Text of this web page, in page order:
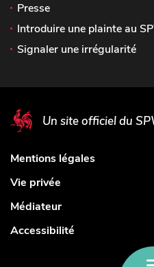
Presse
Introduire une plainte au
Signaler une irrégularité
Un site officiel du
Mentions légales
Vie privée
Médiateur
Accessibilité